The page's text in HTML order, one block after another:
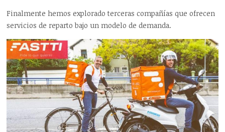
Finalmente hemos explorado terceras compañías que ofrecen
servicios de reparto bajo un modelo de demanda.